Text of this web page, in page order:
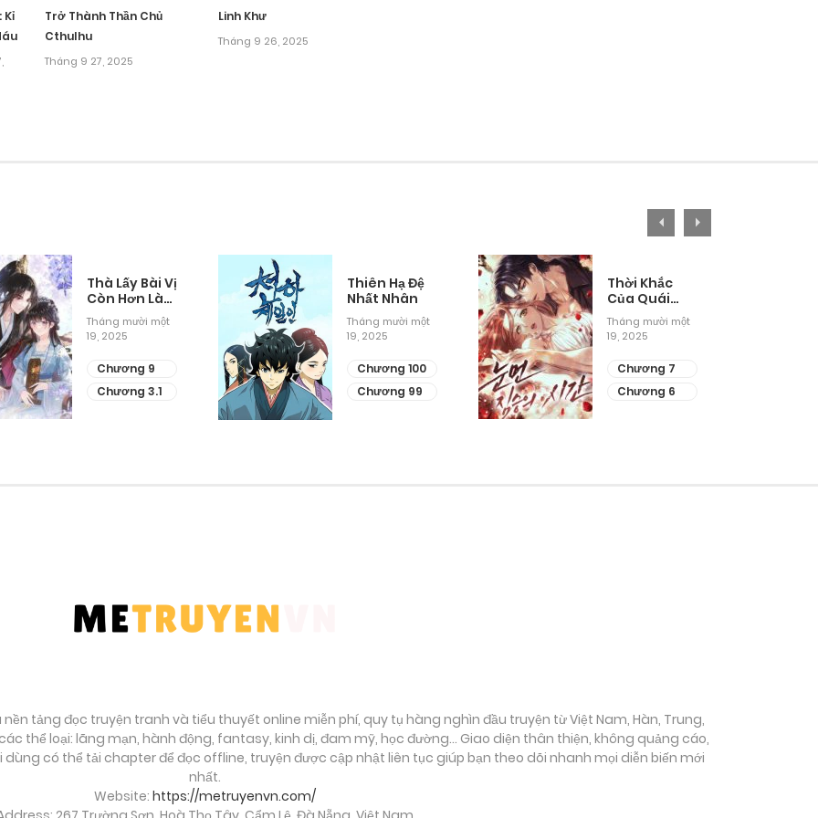
Tháng 9 27, 2025
Tháng 9 27, 2025
Tháng 9 27, 2025
Tháng 9 27, 2025
Kỉ
Trở Thành Thần Chủ
Cthulhu
Tháng 9 27, 2025
Linh Khư
Tháng 9 26, 2025
Thà Lấy Bài Vị
Còn Hơn Làm
Thiếp
Tháng mười một
19, 2025
Chương 9
Chương 3.1
Thiên Hạ Đệ
Nhất Nhân
Tháng mười một
19, 2025
Chương 100
Chương 99
Thời Khắc
Của Quái
Thú Mù
Tháng mười một
19, 2025
Chương 7
Chương 6
nền tảng đọc truyện tranh và tiểu thuyết online miễn phí, quy tụ hàng nghìn đầu truyện từ Việt Nam, Hàn, Trung,
thể loại: lãng mạn, hành động, fantasy, kinh dị, đam mỹ, học đường… Giao diện thân thiện, không quảng cáo,
có thể tải chapter để đọc offline, truyện được cập nhật liên tục giúp bạn theo dõi nhanh mọi diễn biến mới
nhất.
Website: https://metruyenvn.com/